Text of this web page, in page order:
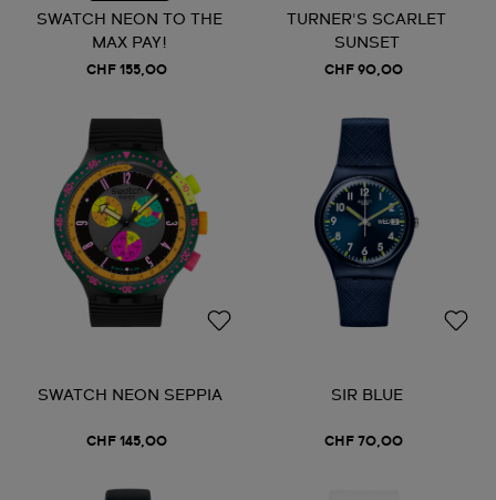
SWATCH NEON TO THE
MAX PAY!
CHF 155,00
TURNER'S SCARLET
SUNSET
CHF 90,00
SWATCH NEON SEPPIA
CHF 145,00
SIR BLUE
CHF 70,00